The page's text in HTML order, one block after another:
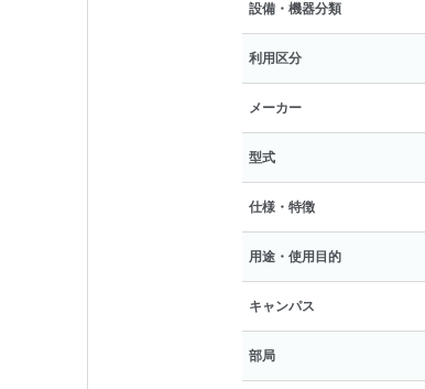
設備・機器分類
利用区分
メーカー
型式
仕様・特徴
用途・使用目的
キャンパス
部局